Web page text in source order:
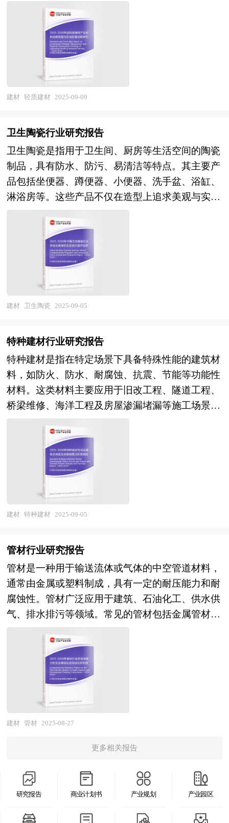
加快新型工业化进程的必然选择。 在区域竞争日
趋激烈的今天，产业集群已成为提高区域竞争力的
重要途径。世界各地包括我国各地的进程中，都把
培育和发展产业集群当作政府推进的一项非常重要
的工作。当前，国内理论界已形成普遍的认识，认
为园区是形成地方产业集群的主要载体。产业集群
上的集中，因而，产业集群形成和产业集群效应得
到发挥的第一条件是产业在地理上的聚集性。产业
园区是政府划出一块区域，通过优化经济发展的软
环境和硬环境，制定一系列优惠政策，吸引和鼓励
大量企业进驻和发展，这为形成产业集群和发挥产
业集群效应准备了条件。 要使包括成本优势、市
场优势、创新优势、扩张优势等方面内容在内的产
业集群效应得以有效发挥，除了企业在地理上的集
中外，还必须具备一些条件，例如，形成产业配
套，产业之间有着密切的物质和技术联系；企业间
信息交流渠道畅通，交流手段和途径众多，企业间
形成良好的信任和合作关系；形成有利于技术创新
和制度创新的环境，创新的“产业空气”浓厚；形成
而产业园区恰恰有利于这些条件的形成，如政府对
与园区进行整体规划和科学管理，在企业引进上就
考虑到产业的配套和企业的联系等。目前，大多产
业园区是指由政府或企业为实现产业发展目标而创
立的特殊区位环境。 产业园区的一般特征是大量
的集中和公共物品的共享并不必然产生聚集效应。
产业园区的发展有赖于园内企业的产业关联性或者
业务关联所形成的协同效应。当共享行为对成本状
况与差异化驱动因素产生影响时，共享能带来竞争
优势。但是，协同效应是在一定支撑条件下产生
的，它是由组织结构而不是技术或企业规模决定
产业组织形式着手，去寻找有效途径。产业集群作
为实现企业间有效协作的组织形式，是推动园区发
展的必然选择。对于产业园区来说，产业集群是一
种系统性的发展理念，无论是改善现有的招商环境
和创新环境，还是在招商引资工作中，都要从加强
产业联系出发，并以提高区域竞争力、发展有国际
竞争力的产业为指导思想。在有条件的产业园区，
及时地实行产业联系推动战略，并转化为实际的对
策措施，将会推动园区进一步发展。 从目前的地
方经济发展趋势看，各种产业园区确实逐渐成为区
域经济发展的引擎，带动着区域整体实力提升。但
是不容忽视的是由于产业地产开发及运营刚处于起
发过程中会面临地方政府的干预，容易出现过度追
求税收、缺乏对园区系统科学的专业规划、吸引追
求低成本和低税收的产业进驻等问题，容易引发区
域集聚效应差、土地利用效率偏低、企业同质化竞
争严重、忽视构建产业环境、配套不平衡、产业带
多复杂的应用场景。同时，随着全球对环境保护和
可持续发展的重视，绿色、环保、可再生的新材料
将成为未来的发展重点。此外，高性能复合材料、
先进陶瓷材料、新型功能材料等领域的创新将不断
涌现，为新材料行业带来新的增长点。 《2025-
2030年新材料项目商业计划书》为中研普华公司独
家首创针对项目投融资咨询服务的专项计划书。计
是中研普华根据行业一般水平测算好了行业指标数
据，作为行业通用的模板计划书，企业可以自行补
充单位信息，稍做调整就可以作为项目计划书使
用。我们也可以根据企业具体项目要求专项编写专
业定制版，并根据详细要求合理报价，为企业项目
主要有以下几大用途： 审批国家资金——国家规
范格式、关注产业发展、侧重社会影响； 吸引外
商投资——国际规范格式、遵从外资政策、确保外
商利益； 吸引风险投资——金融业规范格式、规
避项目风险、保障收益回报； 友好企业合作——
行业规范格式、互利的实施方案、谨慎的市场评
Plan）是公司、企业或项目单位为了达到招商融资
和其它发展目标之目的，在经过前期对项目科学地
调研、分析、搜集与整理有关资料的基础上，根据
一定的格式和内容的具体要求而编辑整理的一个向
投资商及其他相关人员全面展示公司和项目目前状
况、未来发展潜力的书面材料。商业计划书是包括
项目筹融资、战略规划等经营活动的蓝图与指南，
也是企业的行动纲领和执行方案。 商业计划书是
一份全方位描述企业发展的文件，是企业经营者素
质的体现，是企业拥有良好融资能力、实现跨式发
展的重要条件之一。一份好的商业计划书是获得贷
款和投资的关键。如何吸引投资者、特别是风险投
容丰富的商业计划书，将会使投资者更快、更好地
了解投资项目，将会使投资者对项目有信心，有热
情，动员促成投资者参与该项目，最终达到为项目
筹集资金的作用。 商业计划书是争取风险投资的
敲门砖。投资者每天会接收到很多商业计划书，商
关键点。企业家在争取获得风险投资之初，首先应
该将商业计划书的制作列为头等大事。一份完备的
商业计划书，不仅是企业能否成功融资的关键因
素，同时也是企业发展的核心管理工具。作为中国
最早的投融资策划专业公司之一，中研普华具有：
一流专家团队、丰富编制经验、数百个可查询案
项目商业计划书》由中研普华咨询公司领衔撰写，
的市场调研基础上，主要依据了国家统计局、国家
商务部、国家海关总署、新材料相关行业协会、中
展，成为建筑行业的重要组成部分。 目前，中国
轻质建材行业正处于快速发展阶段。其种类繁多，
包括轻质砖、轻质墙板、保温隔热材料、纤维增强
复合材料等。这些材料在住宅建筑、商业建筑、工
业建筑和公共建筑等多个领域得到了广泛应用。例
如，轻质砖和轻质墙板常用于室内隔墙和外墙非承
体和屋面保温，纤维增强复合材料如玻璃钢用于采
能化、绿色环保化、多功能化和智能化方向发展。
一方面，随着建筑节能和环保要求的提高，轻质建
材将更加注重高性能和绿色环保。例如，活性粉末
混凝土（RPC）具有超高强度和耐久性，将成为未
来施工中的主要应用材料。另一方面，轻质建材将
具备更多功能，如自修复、温控变色、隔热保温与
装饰一体化等。此外，随着智能制造技术的应用，
轻质建材的生产将更加高效和自动化。 区域产业
规划是地方经济发展战略的核心内容，是各级政府
部门发展相关产业的“路线图”，对于区域发展规划
来说，就相当于一张蓝图对一个建筑物的重要性，
上进行更好的区域建设。特定区域内某个产业的快
速健康发展有赖于当地政府以前瞻性的眼光拟定科
学合理的发展规划，特别是一些战略性新兴产业更
需要地方政府制定切实可行的扶持和培育规划。通
过区域产业规划来确定地方经济发展的产业支撑体
市、区县镇等区域的产业发展规划，将围绕“产业
分析→产业定位→产业规划→产业实施”这条主线
来展开。各地由于资源禀赋不同，发展相关产业的
条件也就不同，只有准确的理解区域内产业发展基
础和潜力，才能编制出符合当地实际的产业发展规
划。中研普华拥有完善的调研访谈方案，能够快速
学严谨，形式大于实质是产业规划编制的通病，而
更多利用翔实的数据和图表说话是高质量产业发展
规划的一个重要标志。中研普华凭借丰富的数据来
源渠道，以及对规划结构的精准把握，能够最大限
度的做到利用数据图表支撑自身观点。区域产业发
展规划必须要具有较强的可操作性，这就要求规划
必须要落脚到产业发展目录上。中研普华拥有多年
的产业研究经验，能够在产业规划的编制过程中很
好的将宏观的行业研究与微观的项目研究结合起
来，让规划最终落脚到重点细分领域、重点集聚区
和重点项目上。 时代走到今天，发展战略成为世
界最热点的问题。世界上的各种论坛，无一例外都
用什么样的眼光来看城市的发展，看我们经济的发
展，区域的发展。我们战略视野在什么地方？战略
问题。中美关系怎么处理？中日关系怎么处理？那
建材 轻质建材 2025-09-09
卫生陶瓷行业研究报告
卫生陶瓷是指用于卫生间、厨房等生活空间的陶瓷
制品，具有防水、防污、易清洁等特点。其主要产
品包括坐便器、蹲便器、小便器、洗手盆、浴缸、
淋浴房等。这些产品不仅在造型上追求美观与实用
冲水、智能座圈、夜灯等，提升了用户的使用体验
和产品附加值。 卫生陶瓷行业研究报告主要分析
了卫生陶瓷行业的国内外发展概况、行业的发展环
境、市场分析（市场规模、市场结构、市场特点
等）、竞争分析（行业集中度、竞争格局、竞争组
群、竞争因素等）、产品价格分析、用户分析、替
分析、行业赢利能力、行业成长性、行业偿债能
子行业分析、区域市场分析、行业风险分析、行业
发展前景预测及相关的经营、投资建议等。报告研
究框架全面、严谨，分析内容客观、公正、系统，
真实准确地反映了我国卫生陶瓷行业的市场发展现
状和未来发展趋势。 本研究咨询报告由中研普华
咨询公司领衔撰写，在大量周密的市场调研基础
上，主要依据了国家统计局、国家商务部、国家发
改委、国家经济信息中心、国务院发展研究中心、
全国商业信息中心、中国经济景气监测中心、中国
行业研究网、全国及海外多种相关报刊杂志的基础
信息以及专业研究单位等公布和提供的大量资料。
进行市场研究工作时不可或缺的重要参考资料，同
时也可作为金融机构进行信贷分析、证券分析、投
资分析等研究工作时的参考依据。
建材 卫生陶瓷 2025-09-05
特种建材行业研究报告
特种建材是指在特定场景下具备特殊性能的建筑材
料，如防火、防水、耐腐蚀、抗震、节能等功能性
材料。这类材料主要应用于旧改工程、隧道工程、
桥梁维修、海洋工程及房屋渗漏堵漏等施工场景。
扩大以及绿色建筑理念的普及，特种建材行业迎来
了快速发展的机遇。 目前，中国特种建材行业正
处于快速发展阶段。政策层面，“双碳”目标和《绿
色建筑评价标准》等法规推动行业向环保、节能方
向转型。技术层面，高性能混凝土、纳米复合材
料、智能建材等创新产品不断涌现，进一步拓宽了
源基建等新兴需求也为行业提供了持续增长的动
强西渐”的格局，东部沿海地区凭借经济发达、基
建成熟等优势占据主要市场份额，而中西部地区则
在政策推动下成为增长最快的区域。 未来，特种
建材行业将呈现高端化、功能化、绿色化的发展趋
势。绿色低碳材料、高性能产品和智能制造技术将
成为行业发展的主要方向。随着绿色建筑标准的不
断提高，对节能环保型特种建材的需求将持续增
长。城市更新和重大工程建设也将为特种建材行业
带来新的机遇。此外，工业建筑领域的升级也将带
动相关特种建材的需求增长。在政策支持、技术创
新和市场需求的共同推动下，特种建材行业将迎来
前所未有的发展机遇。 本研究咨询报告由中研普
上，主要依据了国家统计局、国家商务部、国家发
改委、国家经济信息中心、国务院发展研究中心、
监测中心、中国行业研究网、全国及海外相关报刊
建材 特种建材 2025-09-05
管材行业研究报告
管材是一种用于输送流体或气体的中空管道材料，
通常由金属或塑料制成，具有一定的耐压能力和耐
腐蚀性。管材广泛应用于建筑、石油化工、供水供
气、排水排污等领域。常见的管材包括金属管材
PE管、PP管）。 管材的应用领域不断拓展，从传
统的建筑、给排水领域，到新能源、海洋工程等领
域。消费者对健康和环保的关注度不断提高，推动
了管材行业向绿色、可持续方向发展。 本研究咨
询报告由中研普华咨询公司领衔撰写，在大量周密
的市场调研基础上，主要依据了国家统计局、国家
发展研究中心、国家海关总署、全国商业信息中
国及海外多种相关报纸杂志的基础信息等公布和提
供的大量资料和数据，客观、多角度地对中国管材
市场进行了分析研究。报告在总结中国管材行业发
建材 管材 2025-08-27
更多相关报告
研究报告 商业计划书 产业规划 产业园区